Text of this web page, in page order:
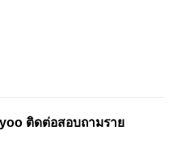
ติดต่อสอบถามราย